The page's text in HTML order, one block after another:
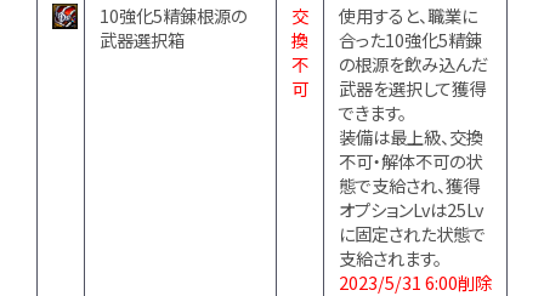
10強化5精錬根源の
武器選択箱
交
換
不
可
使用すると、職業に
合った10強化5精錬
の根源を飲み込んだ
武器を選択して獲得
できます。
装備は最上級、交換
不可・解体不可の状
態で支給され、獲得
オプションLvは25Lv
に固定された状態で
支給されます。
2023/5/31 6:00削除